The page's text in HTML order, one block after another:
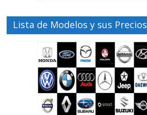
Lista de Modelos y sus Precios